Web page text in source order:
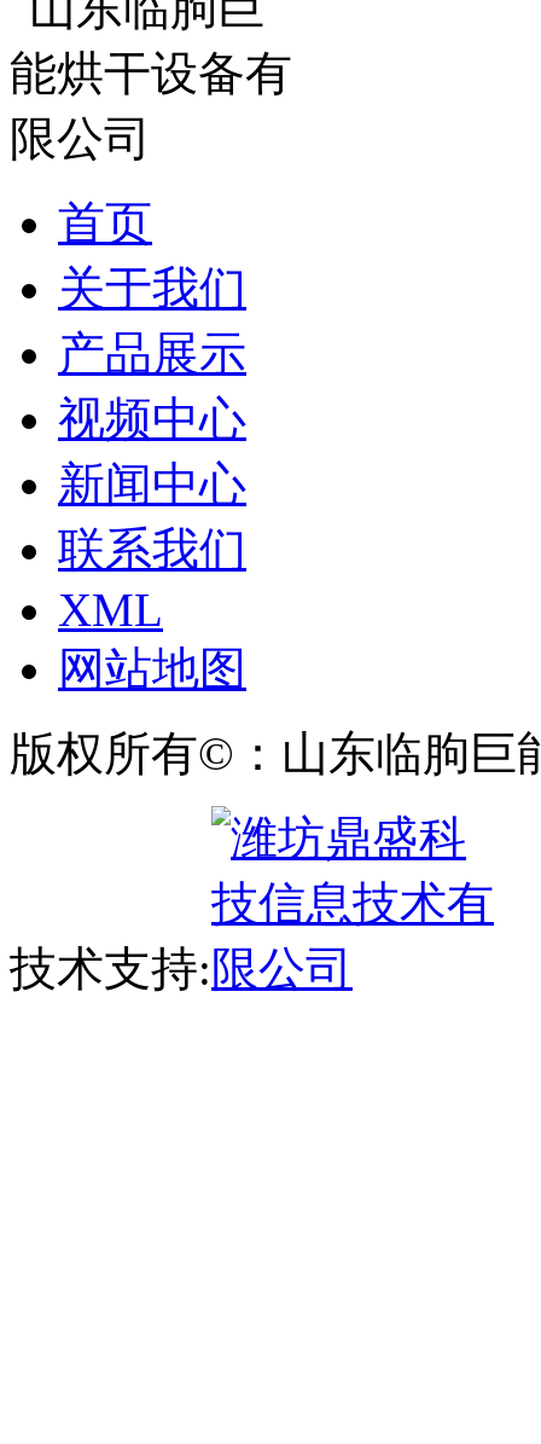
首页
关于我们
产品展示
视频中心
新闻中心
联系我们
XML
网站地图
版权所有©：山东临朐巨
技术支持: